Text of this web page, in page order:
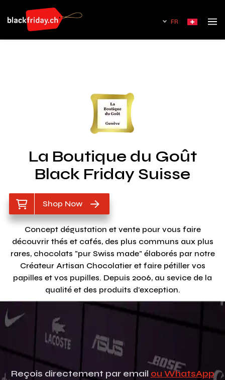
FR
La Boutique du Goût
Black Friday Suisse
Shop Now
Concept dégustation et vente pour vous faire
découvrir thés et cafés, des plus communs aux plus
rares, chocolats "pur Swiss made" élaborés par notre
Créateur Artisan Chocolatier et faire pétiller vos
papilles et vos pupilles. Depuis 2006, au sevice de la
qualité et des produits d'exception.
Reçois directement par email ou WhatsApp